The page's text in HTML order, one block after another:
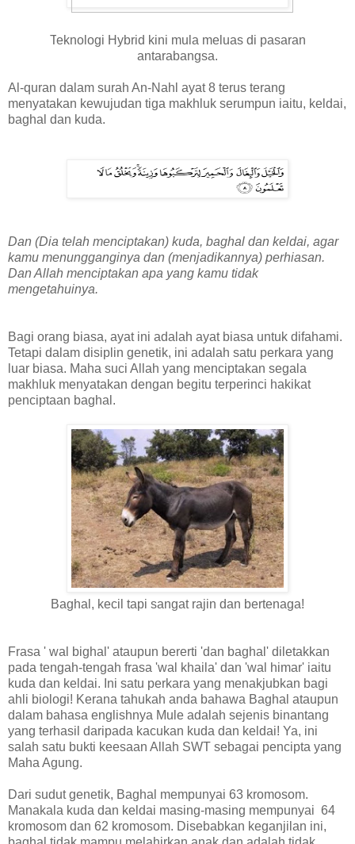
Teknologi Hybrid kini mula meluas di pasaran
antarabangsa.
Al-quran dalam surah An-Nahl ayat 8 terus terang
menyatakan kewujudan tiga makhluk serumpun iaitu, keldai,
baghal dan kuda.
Dan (Dia telah menciptakan) kuda, baghal dan keldai, agar
kamu menungganginya dan (menjadikannya) perhiasan.
Dan Allah menciptakan apa yang kamu tidak
mengetahuinya.
Bagi orang biasa, ayat ini adalah ayat biasa untuk difahami.
Tetapi dalam disiplin genetik, ini adalah satu perkara yang
luar biasa. Maha suci Allah yang menciptakan segala
makhluk menyatakan dengan begitu terperinci hakikat
penciptaan baghal.
Baghal, kecil tapi sangat rajin dan bertenaga!
Frasa ' wal bighal' ataupun bererti 'dan baghal' diletakkan
pada tengah-tengah frasa 'wal khaila' dan 'wal himar' iaitu
kuda dan keldai. Ini satu perkara yang menakjubkan bagi
ahli biologi! Kerana tahukah anda bahawa Baghal ataupun
dalam bahasa englishnya Mule adalah sejenis binantang
yang terhasil daripada kacukan kuda dan keldai! Ya, ini
salah satu bukti keesaan Allah SWT sebagai pencipta yang
Maha Agung.
Dari sudut genetik, Baghal mempunyai 63 kromosom.
Manakala kuda dan keldai masing-masing mempunyai 64
kromosom dan 62 kromosom. Disebabkan keganjilan ini,